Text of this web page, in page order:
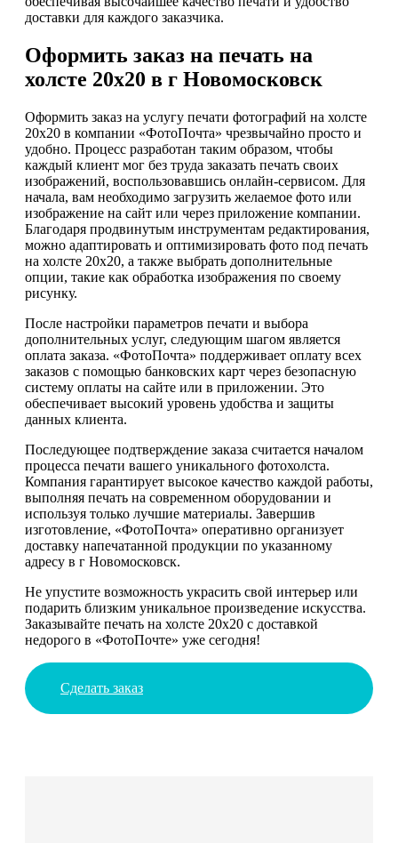
доставки для каждого заказчика.
Оформить заказ на печать на
холсте 20х20 в г Новомосковск
Оформить заказ на услугу печати фотографий на холсте
20х20 в компании «ФотоПочта» чрезвычайно просто и
удобно. Процесс разработан таким образом, чтобы
каждый клиент мог без труда заказать печать своих
изображений, воспользовавшись онлайн-сервисом. Для
начала, вам необходимо загрузить желаемое фото или
изображение на сайт или через приложение компании.
Благодаря продвинутым инструментам редактирования,
можно адаптировать и оптимизировать фото под печать
на холсте 20х20, а также выбрать дополнительные
опции, такие как обработка изображения по своему
рисунку.
После настройки параметров печати и выбора
дополнительных услуг, следующим шагом является
оплата заказа. «ФотоПочта» поддерживает оплату всех
заказов с помощью банковских карт через безопасную
систему оплаты на сайте или в приложении. Это
обеспечивает высокий уровень удобства и защиты
данных клиента.
Последующее подтверждение заказа считается началом
процесса печати вашего уникального фотохолста.
Компания гарантирует высокое качество каждой работы,
выполняя печать на современном оборудовании и
используя только лучшие материалы. Завершив
изготовление, «ФотоПочта» оперативно организует
доставку напечатанной продукции по указанному
адресу в г Новомосковск.
Не упустите возможность украсить свой интерьер или
подарить близким уникальное произведение искусства.
Заказывайте печать на холсте 20х20 с доставкой
недорого в «ФотоПочте» уже сегодня!
Сделать заказ